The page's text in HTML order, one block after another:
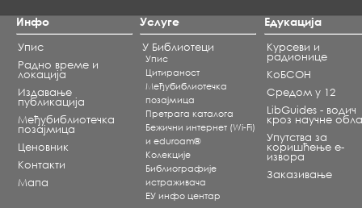
Инфо
Упис
Радно време и
локација
Издавање
публикација
Међубиблиотечка
позајмица
Ценовник
Контакти
Мапа
Услуге
У Библиотеци
Упис
Цитираност
Међубиблиотечка
позајмица
Претрага каталога
Бежични интернет (Wi-Fi)
и eduroam®
Koлекције
Библиографије
истраживача
ЕУ инфо центар
Едукација
Курсеви и
радионице
КоБСОН
Средом у 12
LibGuides - водич
кроз научне
Упутства за
коришћење е-
извора
Заказивање